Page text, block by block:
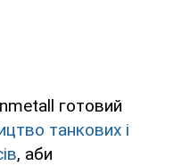
готовий
танкових і
, аби